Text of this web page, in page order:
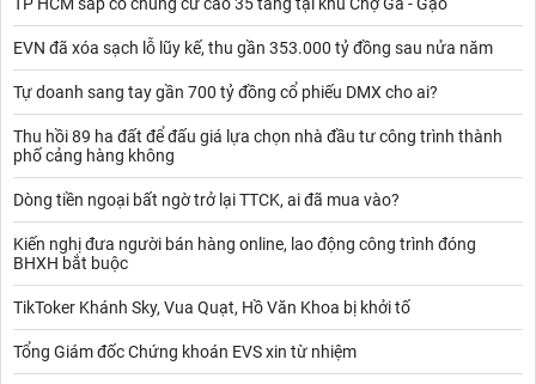
EVN đã xóa sạch lỗ lũy kế, thu gần 353.000 tỷ đồng sau nửa năm
Tự doanh sang tay gần 700 tỷ đồng cổ phiếu DMX cho ai?
Thu hồi 89 ha đất để đấu giá lựa chọn nhà đầu tư công trình thành
phố cảng hàng không
Dòng tiền ngoại bất ngờ trở lại TTCK, ai đã mua vào?
Kiến nghị đưa người bán hàng online, lao động công trình đóng
BHXH bắt buộc
TikToker Khánh Sky, Vua Quạt, Hồ Văn Khoa bị khởi tố
Tổng Giám đốc Chứng khoán EVS xin từ nhiệm